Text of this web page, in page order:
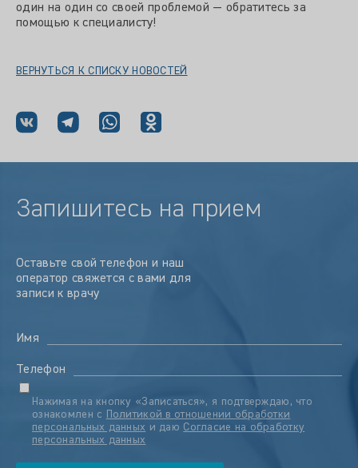
один на один со своей проблемой — обратитесь за
помощью к специалисту!
ВЕРНУТЬСЯ К СПИСКУ НОВОСТЕЙ
Запишитесь на прием
Оставьте свой телефон и наш
оператор свяжется с вами для
записи к врачу
Имя
Телефон
Нажимая на кнопку «Записаться», я подтверждаю, что
ознакомлен с
Политикой в отношении обработки
персональных данных и даю Согласие на обработку
персональных данных